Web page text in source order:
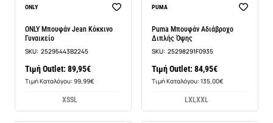
ONLY
ONLY Μπουφάν Jean Κόκκινο
Γυναικείο
SKU: 25295443B2245
Τιμή Outlet: 89,95€
Τιμή Καταλόγου: 99,99€
XSSL
PUMA
Puma Μπουφάν Αδιάβροχο
Διπλής Όψης
SKU: 25298291F0935
Τιμή Outlet: 84,95€
Τιμή Καταλόγου: 135,00€
LXLXXL